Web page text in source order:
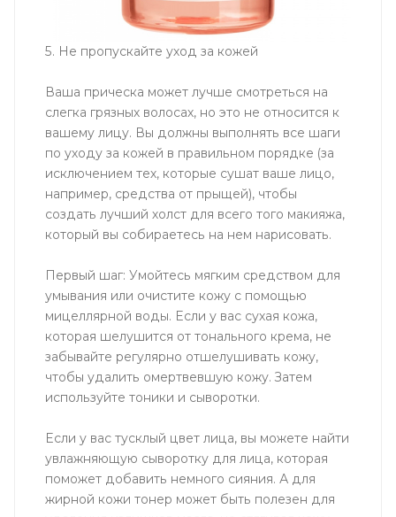
5. Не пропускайте уход за кожей
Ваша прическа может лучше смотреться на
слегка грязных волосах, но это не относится к
вашему лицу. Вы должны выполнять все шаги
по уходу за кожей в правильном порядке (за
исключением тех, которые сушат ваше лицо,
например, средства от прыщей), чтобы
создать лучший холст для всего того макияжа,
который вы собираетесь на нем нарисовать.
Первый шаг: Умойтесь мягким средством для
умывания или очистите кожу с помощью
мицеллярной воды. Если у вас сухая кожа,
которая шелушится от тонального крема, не
забывайте регулярно отшелушивать кожу,
чтобы удалить омертвевшую кожу. Затем
используйте тоники и сыворотки.
Если у вас тусклый цвет лица, вы можете найти
увлажняющую сыворотку для лица, которая
поможет добавить немного сияния. А для
жирной кожи тонер может быть полезен для